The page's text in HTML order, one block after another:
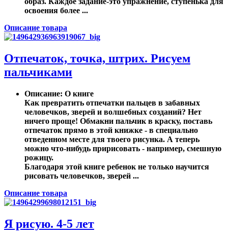
освоения более ...
Описание товара
Отпечаток, точка, штрих. Рисуем
пальчиками
Описание: О книге
Как превратить отпечатки пальцев в забавных
человечков, зверей и волшебных созданий? Нет
ничего проще! Обмакни пальчик в краску, поставь
отпечаток прямо в этой книжке - в специально
отведенном месте для твоего рисунка. А теперь
можно что-нибудь пририсовать - например, смешную
рожицу.
Благодаря этой книге ребенок не только научится
рисовать человечков, зверей ...
Описание товара
Я рисую. 4-5 лет